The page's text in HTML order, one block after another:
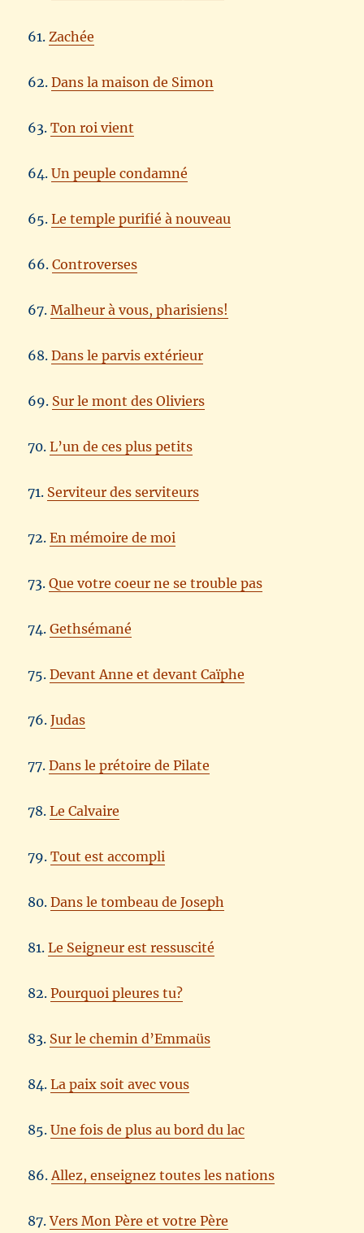
61. Zachée
62.Dans la maison de Simon
63.Ton roi vient
64.Un peuple condamné
65.Le temple purifié à nouveau
66.Controverses
67.Malheur à vous, pharisiens!
68.Dans le parvis extérieur
69. Sur le mont des Oliviers
70.L’un de ces plus petits
71. Serviteur des serviteurs
72.En mémoire de moi
73.Que votre coeur ne se trouble pas
74.Gethsémané
75.Devant Anne et devant Caïphe
76.Judas
77.Dans le prétoire de Pilate
78.Le Calvaire
79.Tout est accompli
80.Dans le tombeau de Joseph
81.Le Seigneur est ressuscité
82.Pourquoi pleures tu?
83. Sur le chemin d’Emmaüs
84.La paix soit avec vous
85.Une fois de plus au bord du lac
86. Allez, enseignez toutes les nations
87.Vers Mon Père et votre Père